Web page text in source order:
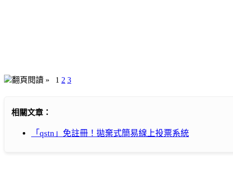
翻頁閱讀 » 1 2 3
相關文章：
「qstn」免註冊！拋棄式簡易線上投票系統